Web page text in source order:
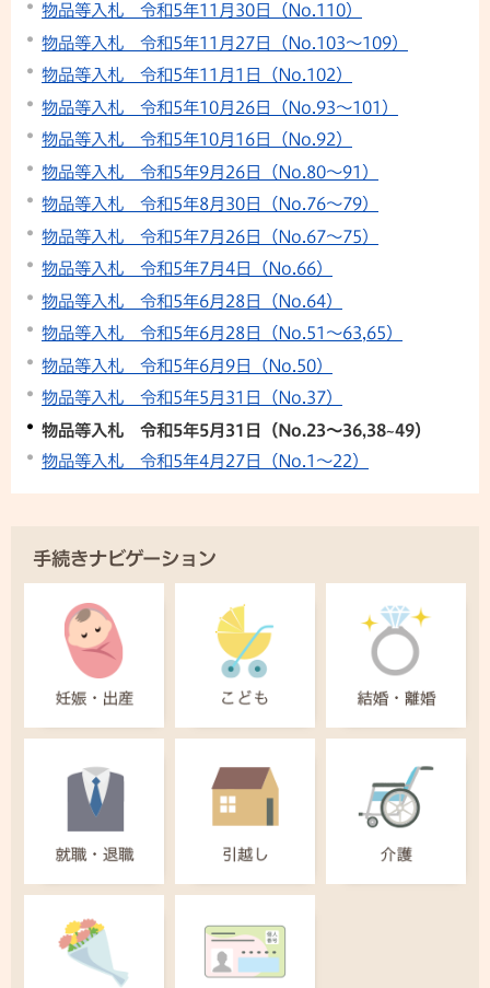
物品等入札 令和5年11月30日（No.110）
物品等入札 令和5年11月27日（No.103～109）
物品等入札 令和5年11月1日（No.102）
物品等入札 令和5年10月26日（No.93～101）
物品等入札 令和5年10月16日（No.92）
物品等入札 令和5年9月26日（No.80～91）
物品等入札 令和5年8月30日（No.76～79）
物品等入札 令和5年7月26日（No.67～75）
物品等入札 令和5年7月4日（No.66）
物品等入札 令和5年6月28日（No.64）
物品等入札 令和5年6月28日（No.51～63,65）
物品等入札 令和5年6月9日（No.50）
物品等入札 令和5年5月31日（No.37）
物品等入札 令和5年5月31日（No.23～36,38~49）
物品等入札 令和5年4月27日（No.1～22）
手続きナビゲーション